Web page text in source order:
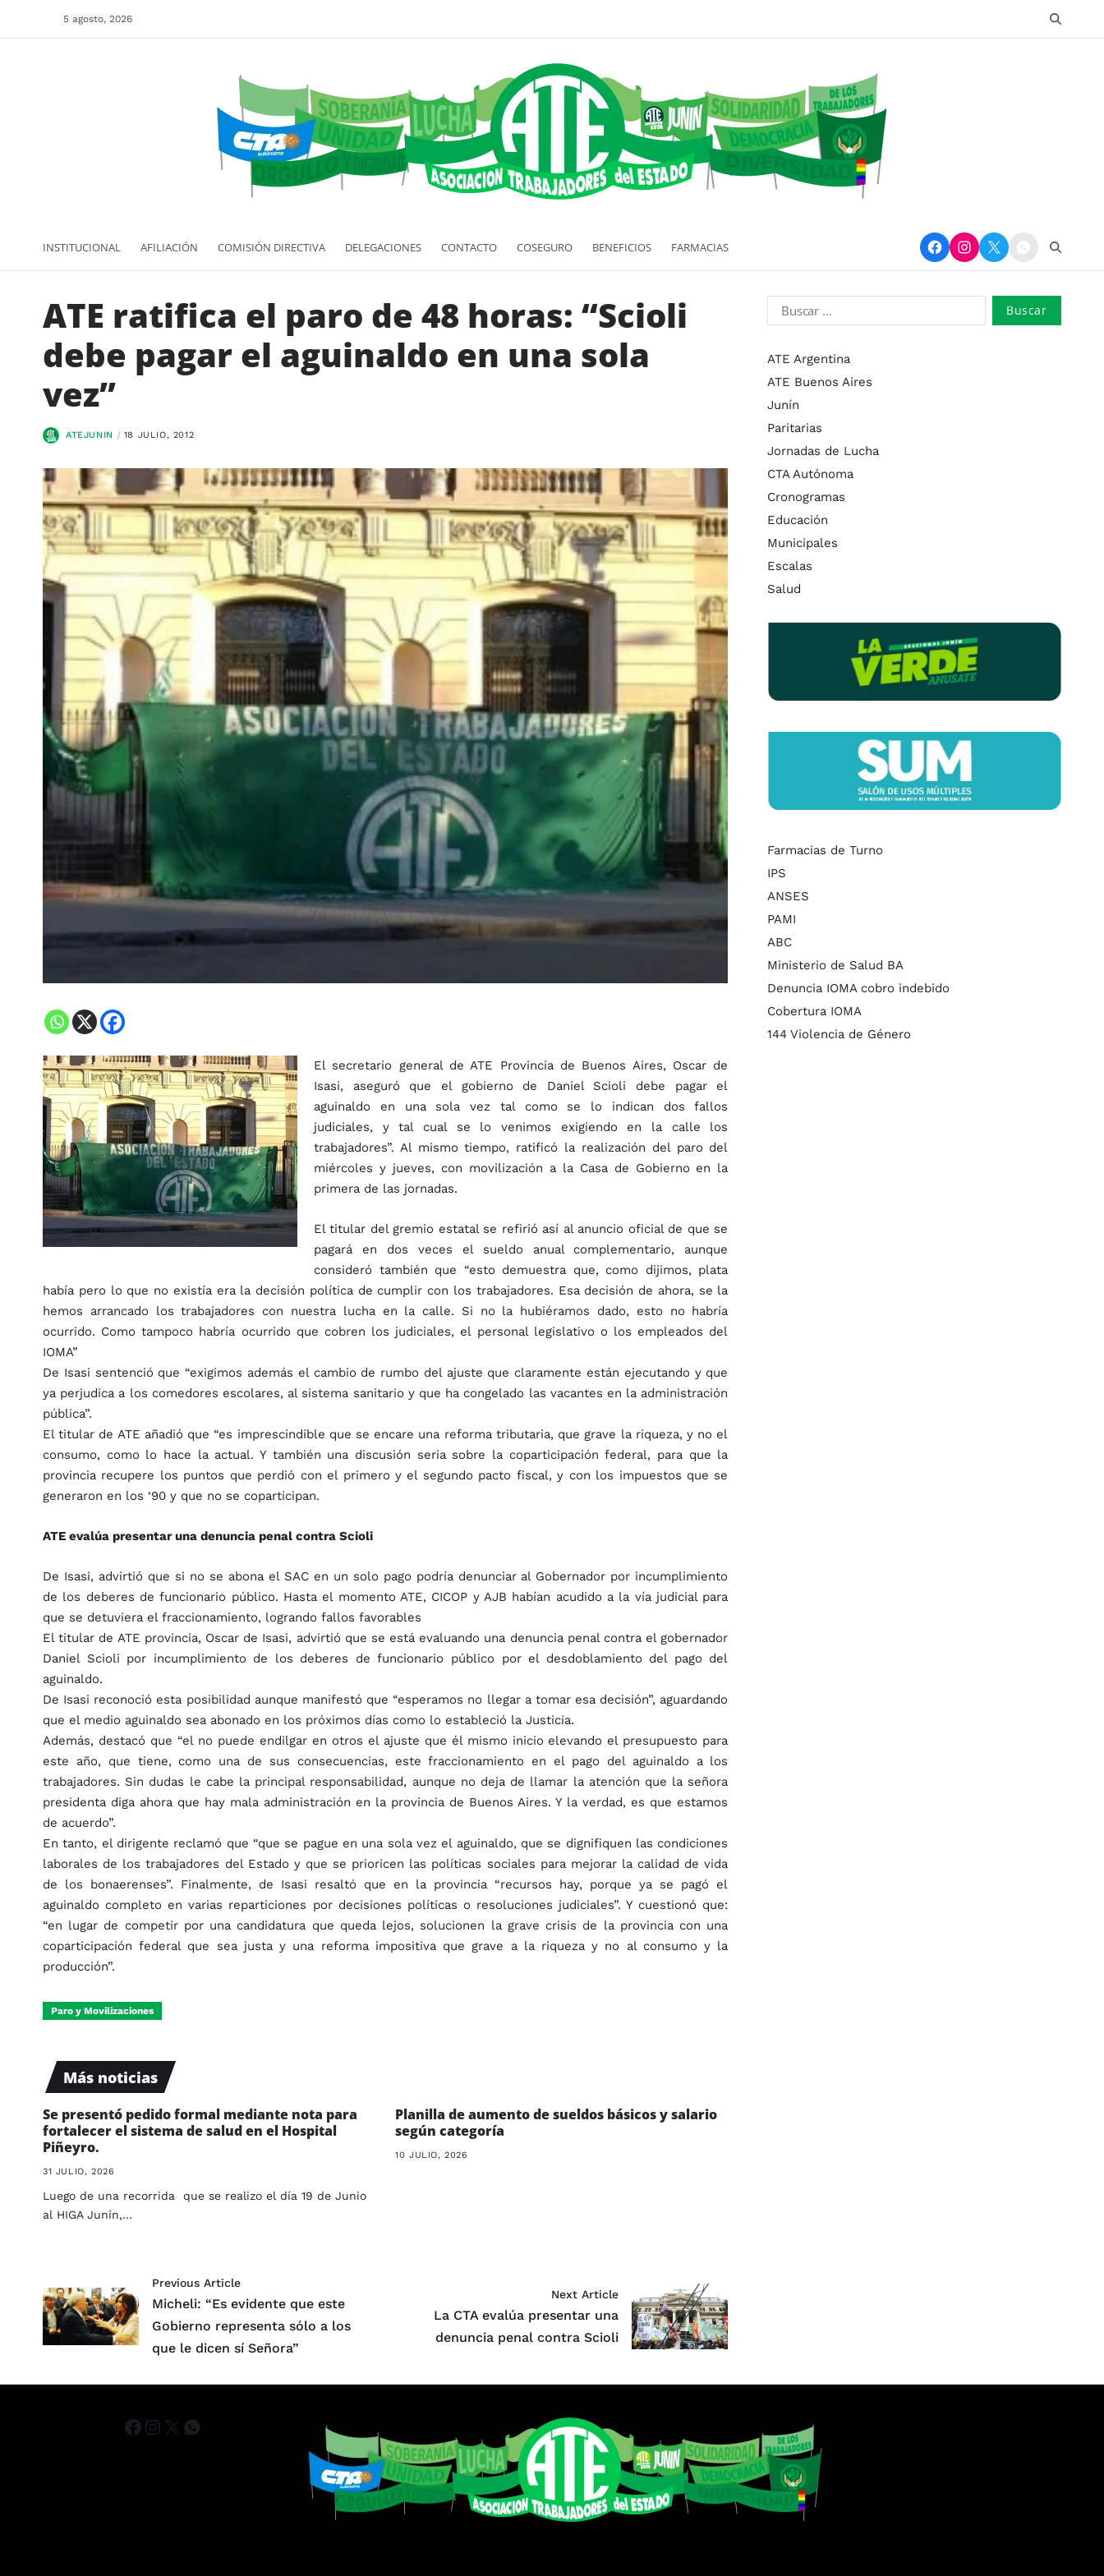
5 agosto, 2026
INSTITUCIONAL AFILIACIÓN COMISIÓN DIRECTIVA DELEGACIONES CONTACTO COSEGURO BENEFICIOS FARMACIAS
ATE ratifica el paro de 48 horas: “Scioli
debe pagar el aguinaldo en una sola
vez”
ATEJUNIN 18 JULIO, 2012
El secretario general de ATE Provincia de Buenos Aires, Oscar de
Isasi, aseguró que el gobierno de Daniel Scioli debe pagar el
aguinaldo en una sola vez tal como se lo indican dos fallos
judiciales, y tal cual se lo venimos exigiendo en la calle los
trabajadores”. Al mismo tiempo, ratificó la realización del paro del
miércoles y jueves, con movilización a la Casa de Gobierno en la
primera de las jornadas.
El titular del gremio estatal se refirió así al anuncio oficial de que se
pagará en dos veces el sueldo anual complementario, aunque
consideró también que “esto demuestra que, como dijimos, plata
había pero lo que no existía era la decisión política de cumplir con los trabajadores. Esa decisión de ahora, se la
hemos arrancado los trabajadores con nuestra lucha en la calle. Si no la hubiéramos dado, esto no habría
ocurrido. Como tampoco habría ocurrido que cobren los judiciales, el personal legislativo o los empleados del
IOMA”
De Isasi sentenció que “exigimos además el cambio de rumbo del ajuste que claramente están ejecutando y que
ya perjudica a los comedores escolares, al sistema sanitario y que ha congelado las vacantes en la administración
pública”.
El titular de ATE añadió que “es imprescindible que se encare una reforma tributaria, que grave la riqueza, y no el
consumo, como lo hace la actual. Y también una discusión seria sobre la coparticipación federal, para que la
provincia recupere los puntos que perdió con el primero y el segundo pacto fiscal, y con los impuestos que se
generaron en los ‘90 y que no se coparticipan.
ATE evalúa presentar una denuncia penal contra Scioli
De Isasi, advirtió que si no se abona el SAC en un solo pago podría denunciar al Gobernador por incumplimiento
de los deberes de funcionario público. Hasta el momento ATE, CICOP y AJB habían acudido a la vía judicial para
que se detuviera el fraccionamiento, logrando fallos favorables
El titular de ATE provincia, Oscar de Isasi, advirtió que se está evaluando una denuncia penal contra el gobernador
Daniel Scioli por incumplimiento de los deberes de funcionario público por el desdoblamiento del pago del
aguinaldo.
De Isasi reconoció esta posibilidad aunque manifestó que “esperamos no llegar a tomar esa decisión”, aguardando
que el medio aguinaldo sea abonado en los próximos días como lo estableció la Justicia.
Además, destacó que “el no puede endilgar en otros el ajuste que él mismo inicio elevando el presupuesto para
este año, que tiene, como una de sus consecuencias, este fraccionamiento en el pago del aguinaldo a los
trabajadores. Sin dudas le cabe la principal responsabilidad, aunque no deja de llamar la atención que la señora
presidenta diga ahora que hay mala administración en la provincia de Buenos Aires. Y la verdad, es que estamos
de acuerdo”.
En tanto, el dirigente reclamó que “que se pague en una sola vez el aguinaldo, que se dignifiquen las condiciones
laborales de los trabajadores del Estado y que se prioricen las políticas sociales para mejorar la calidad de vida
de los bonaerenses”. Finalmente, de Isasi resaltó que en la provincia “recursos hay, porque ya se pagó el
aguinaldo completo en varias reparticiones por decisiones políticas o resoluciones judiciales”. Y cuestionó que:
“en lugar de competir por una candidatura que queda lejos, solucionen la grave crisis de la provincia con una
coparticipación federal que sea justa y una reforma impositiva que grave a la riqueza y no al consumo y la
producción”.
Paro y Movilizaciones
Más noticias
Se presentó pedido formal mediante nota para
fortalecer el sistema de salud en el Hospital
Piñeyro.
31 JULIO, 2026
Luego de una recorrida que se realizo el día 19 de Junio
al HIGA Junín,…
Planilla de aumento de sueldos básicos y salario
según categoría
10 JULIO, 2026
Previous Article
Micheli: “Es evidente que este
Gobierno representa sólo a los
que le dicen sí Señora”
Next Article
La CTA evalúa presentar una
denuncia penal contra Scioli
ATE Argentina
ATE Buenos Aires
Junín
Paritarias
Jornadas de Lucha
CTA Autónoma
Cronogramas
Educación
Municipales
Escalas
Salud
Farmacias de Turno
IPS
ANSES
PAMI
ABC
Ministerio de Salud BA
Denuncia IOMA cobro indebido
Cobertura IOMA
144 Violencia de Género